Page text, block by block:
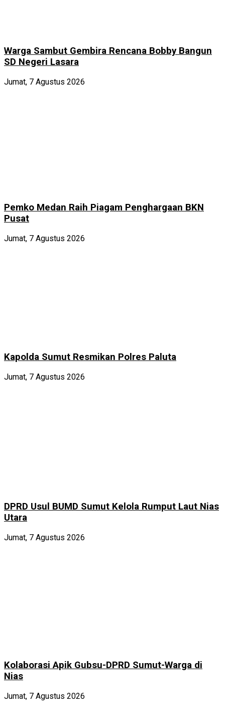
Warga Sambut Gembira Rencana Bobby Bangun
SD Negeri Lasara
Jumat, 7 Agustus 2026
Pemko Medan Raih Piagam Penghargaan BKN
Pusat
Jumat, 7 Agustus 2026
Kapolda Sumut Resmikan Polres Paluta
Jumat, 7 Agustus 2026
DPRD Usul BUMD Sumut Kelola Rumput Laut Nias
Utara
Jumat, 7 Agustus 2026
Kolaborasi Apik Gubsu-DPRD Sumut-Warga di
Nias
Jumat, 7 Agustus 2026